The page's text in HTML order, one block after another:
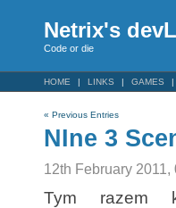
Netrix's
Code or die
HOME LINKS GAMES
« Previous Entries
NIne 3
12th February 2011,
Tym razem